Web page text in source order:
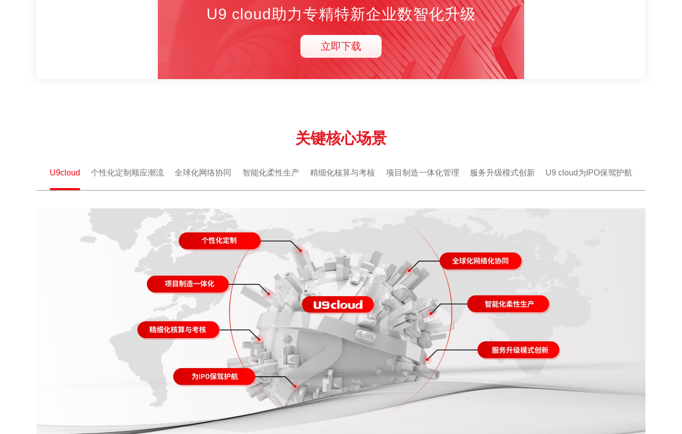
U9 cloud助力专精特新企业数智化升级
立即下载
关键核心场景
U9cloud 个性化定制顺应潮流 全球化网络协同 智能化柔性生产 精细化核算与考核 项目制造一体化管理 服务升级模式创新 U9 cloud为IPO保驾护航